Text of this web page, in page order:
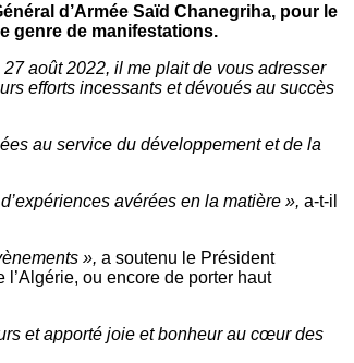
d’Armée Saïd Chanegriha, pour le
genre de manifestations.
août 2022, il me plait de vous adresser
efforts incessants et dévoués au succès
au service du développement et de la
avérées en la matière », a-t-il
», a soutenu le Président
l’Algérie, ou encore de porter haut
et apporté joie et bonheur au cœur des